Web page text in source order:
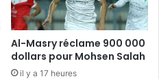
Al-Masry réclame 900 000
dollars pour Mohsen Salah
il y a 17 heures